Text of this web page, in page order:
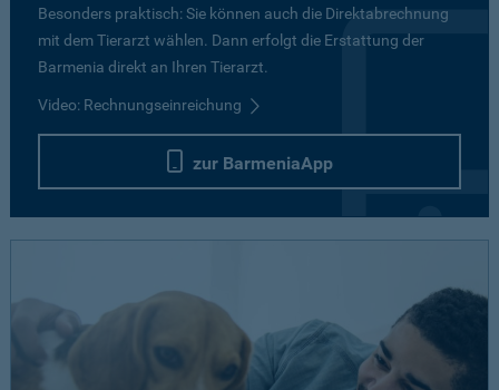
Besonders praktisch: Sie können auch die Direktabrechnung
mit dem Tierarzt wählen. Dann erfolgt die Erstattung der
Barmenia direkt an Ihren Tierarzt.
Video: Rechnungseinreichung
zur BarmeniaApp